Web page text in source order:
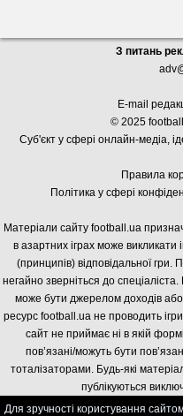
З питань
E-mail
© 2025 football
Суб'єкт у сфері онлайн-медіа, і
Правила
Політика у сфері
Матеріали сайту football.ua
в азартних іграх може викликати
(принципів) відповідальної
негайно зверніться до
може бути джерелом доходів
ресурс football.ua не проводить
сайт не приймає ні в якій
пов’язані/можуть бути
тоталізаторами. Будь-які
публікуються
Для зручності користування